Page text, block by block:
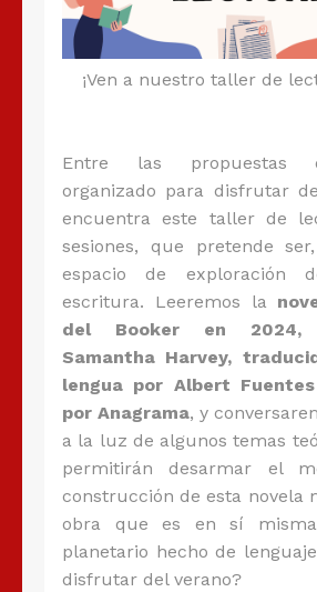
¡Ven a nuestro taller de
Entre las propuestas
organizado para disfrutar
encuentra este taller de
sesiones, que pretende
espacio de exploración
escritura. Leeremos la
del Booker en 2024,
Samantha Harvey,
lengua por Albert
por Anagrama, y
a la luz de algunos temas
permitirán desarmar el
construcción de esta novela
obra que es en sí
planetario hecho de
disfrutar del verano?